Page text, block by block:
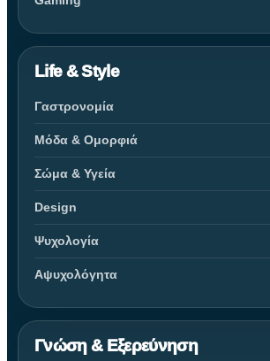
Life & Style
Γαστρονομία
Μόδα & Ομορφιά
Σώμα & Υγεία
Design
Ψυχολογία
Αψυχολόγητα
Γνώση & Εξερεύνηση